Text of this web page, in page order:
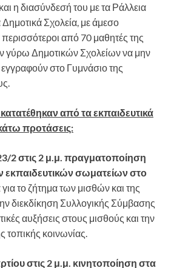
η διασύνδεσή του με τα Ράλλεια
Δημοτικά Σχολεία, με άμεσο
από 70 μαθητές της
γύρω Δημοτικών Σχολείων να μην
στο Γυμνάσιο της
από τα εκπαιδευτικά
προτάσεις:
2 στις 2 μ.μ. πραγματοποίηση
εκπαιδευτικών σωματείων στο
για το ζήτημα των μισθών και της
διεκδίκηση Συλλογικής Σύμβασης
αυξήσεις στους μισθούς και την
τοπικής κοινωνίας.
στις 2 μ.μ. κινητοποίηση στα